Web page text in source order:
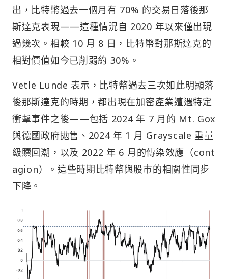
出，比特幣過去一個月有 70% 的交易日落後那
斯達克表現——這種情況自 2020 年以來僅出現
過幾次。相較 10 月 8 日，比特幣對那斯達克的
相對價值如今已削弱約 30%。
Vetle Lunde 表示，比特幣過去三次如此明顯落
後那斯達克的時期，都出現在加密產業遭遇特定
衝擊事件之後——包括 2024 年 7 月的 Mt. Gox
與德國政府拋售、2024 年 1 月 Grayscale 重量
級贖回潮，以及 2022 年 6 月的傳染效應（cont
agion）。這些時期比特幣與股市的相關性同步
下降。